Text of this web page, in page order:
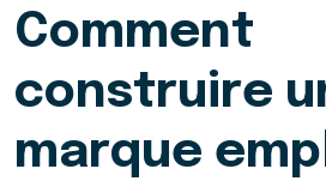
Comment
construire
marque